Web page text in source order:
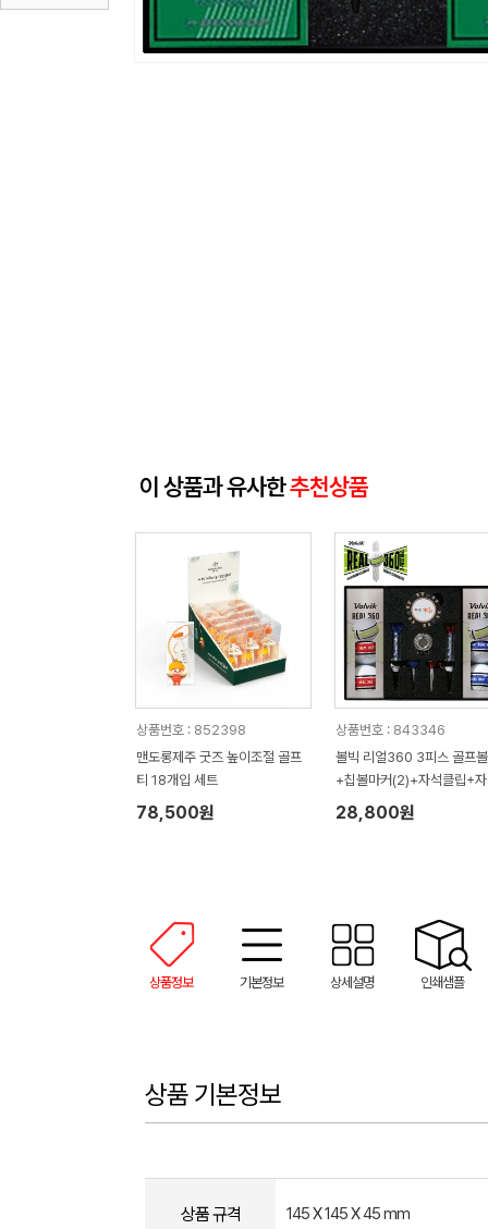
이 상품과 유사한추천상품
상품번호 : 852398
맨도롱제주 굿즈 높이조절 골프
티 18개입 세트
78,500원
상품번호 : 843346
볼빅 리얼360 3피스 골프
+칩볼마커(2)+자석클립+
티(2) 세트
28,800원
상품정보 기본정보 상세설명 인쇄샘플
상품 기본정보
상품 규격 145 X 145 X 45 mm